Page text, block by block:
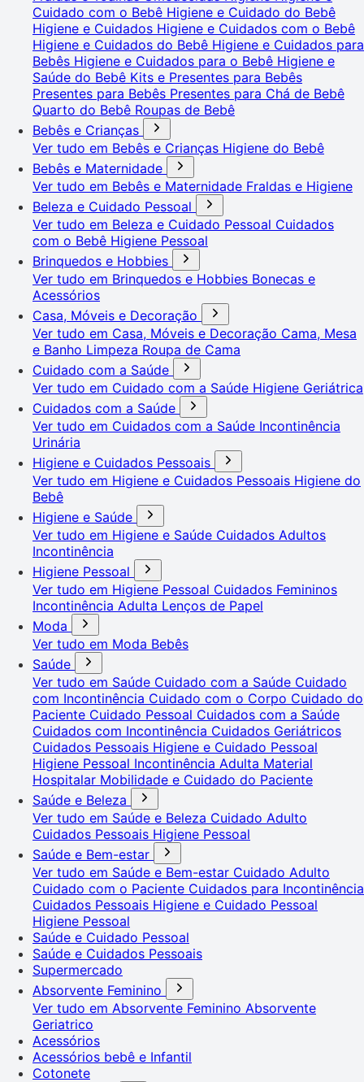
Cuidado com o Bebê Higiene e Cuidado do Bebê
Higiene e Cuidados Higiene e Cuidados com o Bebê
Higiene e Cuidados do Bebê Higiene e Cuidados para
Bebês Higiene e Cuidados para o Bebê Higiene e
Saúde do Bebê Kits e Presentes para Bebês
Presentes para Bebês Presentes para Chá de Bebê
Quarto do Bebê Roupas de Bebê
Bebês e Crianças
Ver tudo em Bebês e Crianças Higiene do Bebê
Bebês e Maternidade
Ver tudo em Bebês e Maternidade Fraldas e Higiene
Beleza e Cuidado Pessoal
Ver tudo em Beleza e Cuidado Pessoal Cuidados
com o Bebê Higiene Pessoal
Brinquedos e Hobbies
Ver tudo em Brinquedos e Hobbies Bonecas e
Acessórios
Casa, Móveis e Decoração
Ver tudo em Casa, Móveis e Decoração Cama, Mesa
e Banho Limpeza Roupa de Cama
Cuidado com a Saúde
Ver tudo em Cuidado com a Saúde Higiene Geriátrica
Cuidados com a Saúde
Ver tudo em Cuidados com a Saúde Incontinência
Urinária
Higiene e Cuidados Pessoais
Ver tudo em Higiene e Cuidados Pessoais Higiene do
Bebê
Higiene e Saúde
Ver tudo em Higiene e Saúde Cuidados Adultos
Incontinência
Higiene Pessoal
Ver tudo em Higiene Pessoal Cuidados Femininos
Incontinência Adulta Lenços de Papel
Moda
Ver tudo em Moda Bebês
Saúde
Ver tudo em Saúde Cuidado com a Saúde Cuidado
com Incontinência Cuidado com o Corpo Cuidado do
Paciente Cuidado Pessoal Cuidados com a Saúde
Cuidados com Incontinência Cuidados Geriátricos
Cuidados Pessoais Higiene e Cuidado Pessoal
Higiene Pessoal Incontinência Adulta Material
Hospitalar Mobilidade e Cuidado do Paciente
Saúde e Beleza
Ver tudo em Saúde e Beleza Cuidado Adulto
Cuidados Pessoais Higiene Pessoal
Saúde e Bem-estar
Ver tudo em Saúde e Bem-estar Cuidado Adulto
Cuidado com o Paciente Cuidados para Incontinência
Cuidados Pessoais Higiene e Cuidado Pessoal
Higiene Pessoal
Saúde e Cuidado Pessoal
Saúde e Cuidados Pessoais
Supermercado
Absorvente Feminino
Ver tudo em Absorvente Feminino Absorvente
Geriatrico
Acessórios
Acessórios bebê e Infantil
Cotonete